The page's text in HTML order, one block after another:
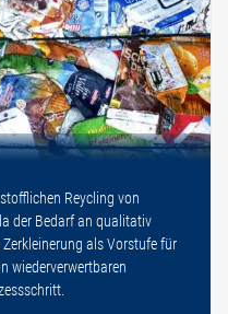
Reycling von
der Bedarf an qualitativ
als Vorstufe für
wiederverwertbaren